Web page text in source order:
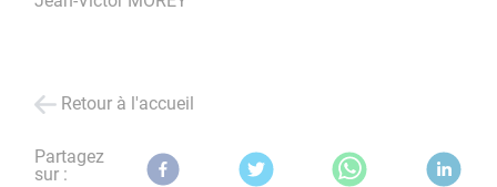
Retour à l'accueil
Partagez
sur :